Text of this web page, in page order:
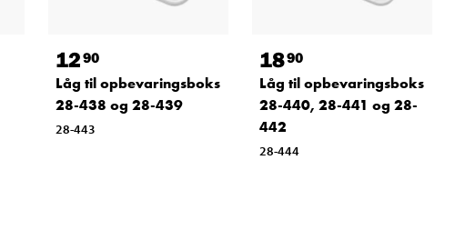
1290
Låg til opbevaringsboks
28-438 og 28-439
28-443
1890
Låg til opbevaringsboks
28-440, 28-441 og 28-
442
28-444